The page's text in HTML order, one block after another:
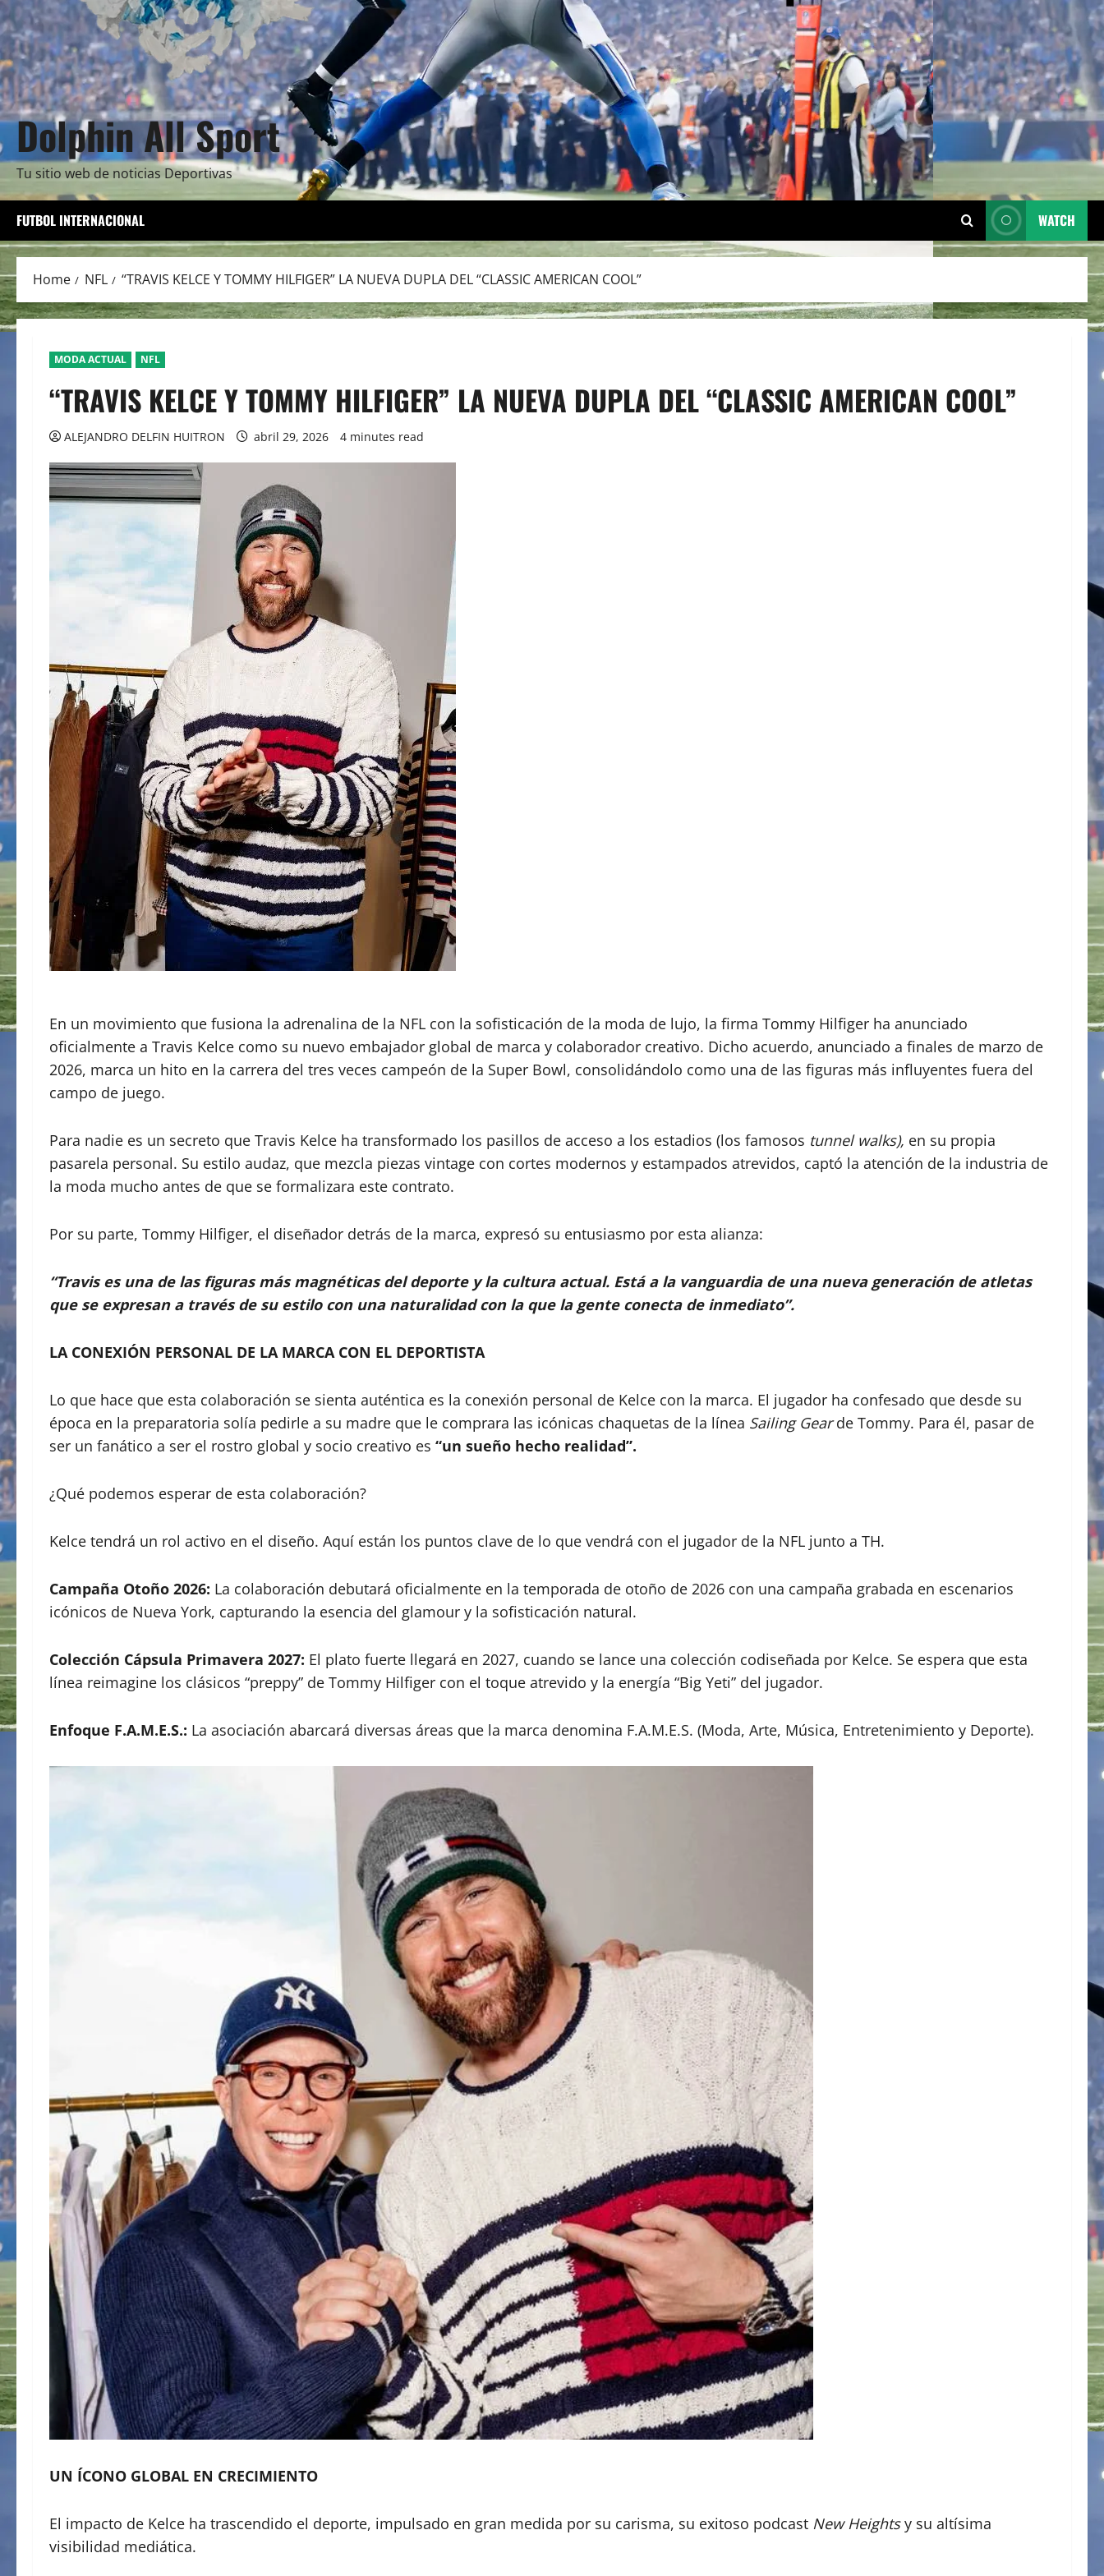
Dolphin All Sport
Tu sitio web de noticias Deportivas
FUTBOL INTERNACIONAL WATCH
Home NFL “TRAVIS KELCE Y TOMMY HILFIGER” LA NUEVA DUPLA DEL “CLASSIC AMERICAN COOL”
MODA ACTUAL NFL
“TRAVIS KELCE Y TOMMY HILFIGER” LA NUEVA DUPLA DEL “CLASSIC AMERICAN COOL”
ALEJANDRO DELFIN HUITRON abril 29, 2026 4 minutes read
En un movimiento que fusiona la adrenalina de la NFL con la sofisticación de la moda de lujo, la firma Tommy Hilfiger ha anunciado
oficialmente a Travis Kelce como su nuevo embajador global de marca y colaborador creativo. Dicho acuerdo, anunciado a finales de marzo de
2026, marca un hito en la carrera del tres veces campeón de la Super Bowl, consolidándolo como una de las figuras más influyentes fuera del
campo de juego.
Para nadie es un secreto que Travis Kelce ha transformado los pasillos de acceso a los estadios (los famosos tunnel walks), en su propia
pasarela personal. Su estilo audaz, que mezcla piezas vintage con cortes modernos y estampados atrevidos, captó la atención de la industria de
la moda mucho antes de que se formalizara este contrato.
Por su parte, Tommy Hilfiger, el diseñador detrás de la marca, expresó su entusiasmo por esta alianza:
“Travis es una de las figuras más magnéticas del deporte y la cultura actual. Está a la vanguardia de una nueva generación de atletas
que se expresan a través de su estilo con una naturalidad con la que la gente conecta de inmediato”.
LA CONEXIÓN PERSONAL DE LA MARCA CON EL DEPORTISTA
Lo que hace que esta colaboración se sienta auténtica es la conexión personal de Kelce con la marca. El jugador ha confesado que desde su
época en la preparatoria solía pedirle a su madre que le comprara las icónicas chaquetas de la línea Sailing Gearde Tommy. Para él, pasar de
ser un fanático a ser el rostro global y socio creativo es “un sueño hecho realidad”.
¿Qué podemos esperar de esta colaboración?
Kelce tendrá un rol activo en el diseño. Aquí están los puntos clave de lo que vendrá con el jugador de la NFL junto a TH.
Campaña Otoño 2026: La colaboración debutará oficialmente en la temporada de otoño de 2026 con una campaña grabada en escenarios
icónicos de Nueva York, capturando la esencia del glamour y la sofisticación natural.
Colección Cápsula Primavera 2027: El plato fuerte llegará en 2027, cuando se lance una colección codiseñada por Kelce. Se espera que esta
línea reimagine los clásicos “preppy” de Tommy Hilfiger con el toque atrevido y la energía “Big Yeti” del jugador.
Enfoque F.A.M.E.S.: La asociación abarcará diversas áreas que la marca denomina F.A.M.E.S. (Moda, Arte, Música, Entretenimiento y Deporte).
UN ÍCONO GLOBAL EN CRECIMIENTO
El impacto de Kelce ha trascendido el deporte, impulsado en gran medida por su carisma, su exitoso podcast New Heightsy su altísima
visibilidad mediática.